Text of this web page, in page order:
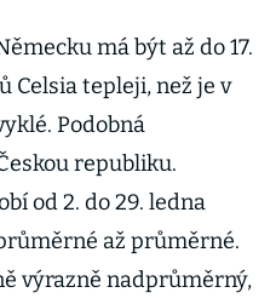
má být až do 17.
Celsia tepleji, než je v
Podobná
republiku.
od 2. do 29. ledna
až průměrné.
výrazně nadprůměrný,